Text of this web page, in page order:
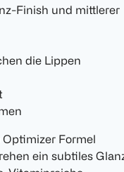
Finish und mittlerer
die Lippen
Formel
ein subtiles